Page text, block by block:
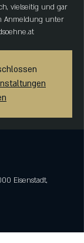
vielseitig und gar
Anmeldung unter
Eisenstadt,